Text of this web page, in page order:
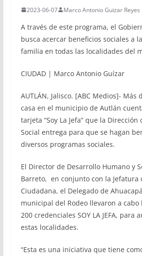
2023-06-07 Marco Antonio Guizar Reyes
A través de este programa, el
busca acercar beneficios sociales a
familia en todas las localidades del
CIUDAD | Marco Antonio Guízar
AUTLÁN, Jalisco. [ABC Medios]- Más
casa en el municipio de Autlán
tarjeta “Soy La Jefa” que la
Social entrega para que se hagan
diversos programas sociales.
El Director de Desarrollo Humano y
Barreto, en conjunto con la Jefatura
Ciudadana, el Delegado de
municipal del Rodeo llevaron a cabo
200 credenciales SOY LA JEFA, para
estas localidades.
“Esta es una iniciativa que tiene